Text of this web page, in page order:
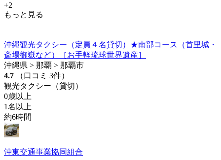
+2
もっと見る
沖縄観光タクシー（定員４名貸切）★南部コース（首里城・
斎場御嶽など）［お手軽琉球世界遺産］
沖縄県 > 那覇 > 那覇市
4.7
（口コミ 3件）
観光タクシー（貸切）
0歳以上
1名以上
約6時間
沖東交通事業協同組合